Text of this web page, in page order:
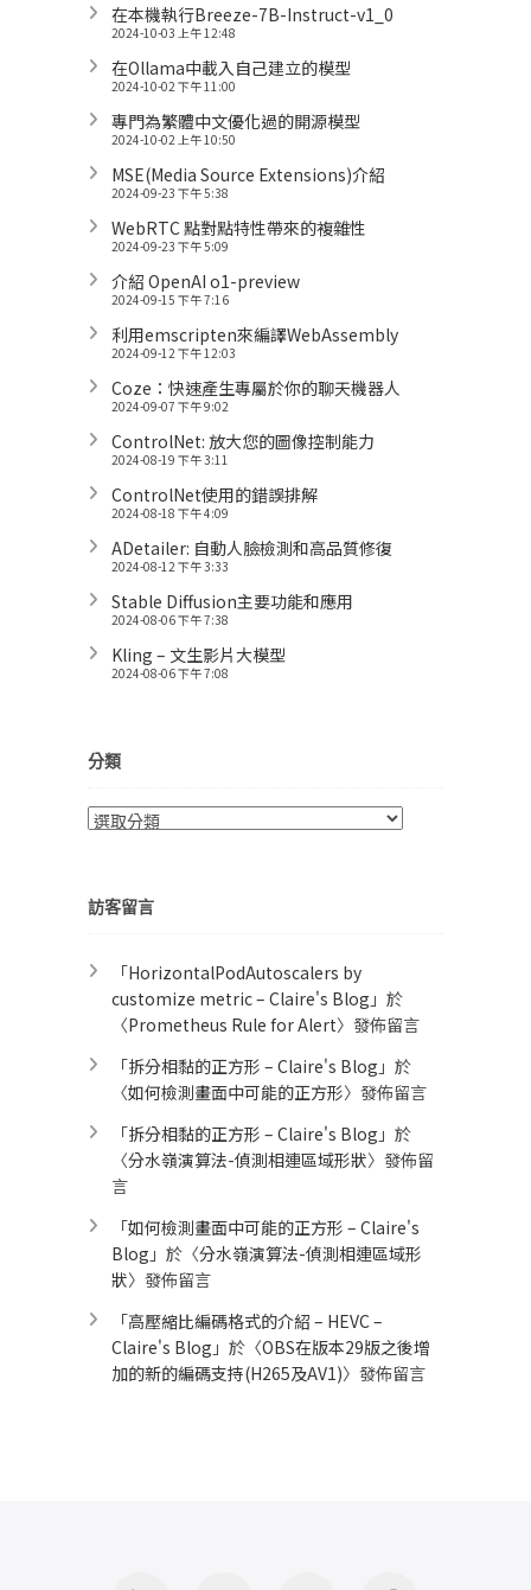
在本機執行Breeze-7B-Instruct-v1_0
2024-10-03 上午 12:48
在Ollama中載入自己建立的模型
2024-10-02 下午 11:00
專門為繁體中文優化過的開源模型
2024-10-02 上午 10:50
MSE(Media Source Extensions)介紹
2024-09-23 下午 5:38
WebRTC 點對點特性帶來的複雜性
2024-09-23 下午 5:09
介紹 OpenAI o1-preview
2024-09-15 下午 7:16
利用emscripten來編譯WebAssembly
2024-09-12 下午 12:03
Coze：快速產生專屬於你的聊天機器人
2024-09-07 下午 9:02
ControlNet: 放大您的圖像控制能力
2024-08-19 下午 3:11
ControlNet使用的錯誤排解
2024-08-18 下午 4:09
ADetailer: 自動人臉檢測和高品質修復
2024-08-12 下午 3:33
Stable Diffusion主要功能和應用
2024-08-06 下午 7:38
Kling – 文生影片大模型
2024-08-06 下午 7:08
分類
分
訪客留言
「HorizontalPodAutoscalers by
customize metric – Claire's Blog 」於
〈Prometheus Rule for Alert​〉發佈留言
「拆分相黏的正方形 – Claire's Blog 」於
〈如何檢測畫面中可能的正方形〉發佈留言
「拆分相黏的正方形 – Claire's Blog 」於
〈分水嶺演算法-偵測相連區域形狀〉發佈留
言
「如何檢測畫面中可能的正方形 – Claire's
Blog 」於〈分水嶺演算法-偵測相連區域形
狀〉發佈留言
「高壓縮比編碼格式的介紹 – HEVC –
Claire's Blog 」於〈OBS在版本29版之後增
加的新的編碼支持(H265及AV1)〉發佈留言